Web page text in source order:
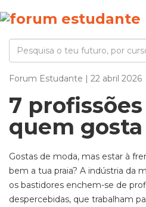
Forum Estudante | 22 abril 2026
7
quem
Gostas de moda, mas estar à
bem a tua praia? A indústria da
os bastidores enchem-se de
despercebidas, que trabalham